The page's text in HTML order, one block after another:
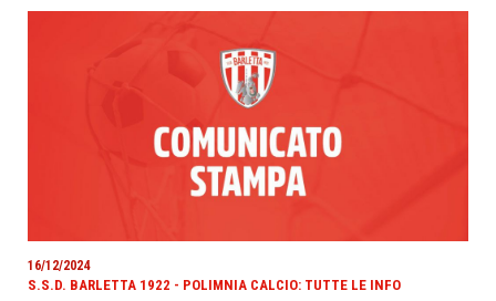
16/12/2024
S.S.D. BARLETTA 1922 - POLIMNIA CALCIO: TUTTE LE INFO